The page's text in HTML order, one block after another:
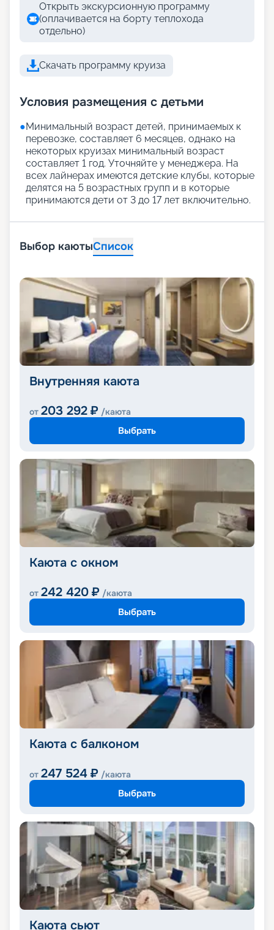
Открыть экскурсионную программу
(оплачивается на борту теплохода
отдельно)
Скачать программу круиза
Условия размещения с детьми
●Минимальный возраст детей, принимаемых к
перевозке, составляет 6 месяцев, однако на
некоторых круизах минимальный возраст
составляет 1 год. Уточняйте у менеджера. На
всех лайнерах имеются детские клубы, которые
делятся на 5 возрастных групп и в которые
принимаются дети от 3 до 17 лет включительно.
Выбор каютыСписок
Внутренняя каюта
от 203 292 ₽ /каюта
Выбрать
Каюта с окном
от 242 420 ₽ /каюта
Выбрать
Каюта с балконом
от 247 524 ₽ /каюта
Выбрать
Каюта сьют